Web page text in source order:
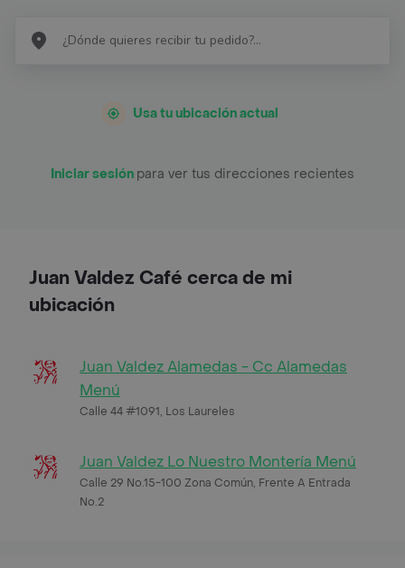
Usa tu ubicación actual
Iniciar sesión para ver tus direcciones recientes
Juan Valdez Café cerca de mi
ubicación
Juan Valdez Alamedas - Cc Alamedas
Menú
Calle 44 #1091, Los Laureles
Juan Valdez Lo Nuestro Montería Menú
Calle 29 No.15-100 Zona Común, Frente A Entrada
No.2